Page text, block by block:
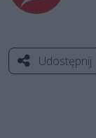
Udostępnij